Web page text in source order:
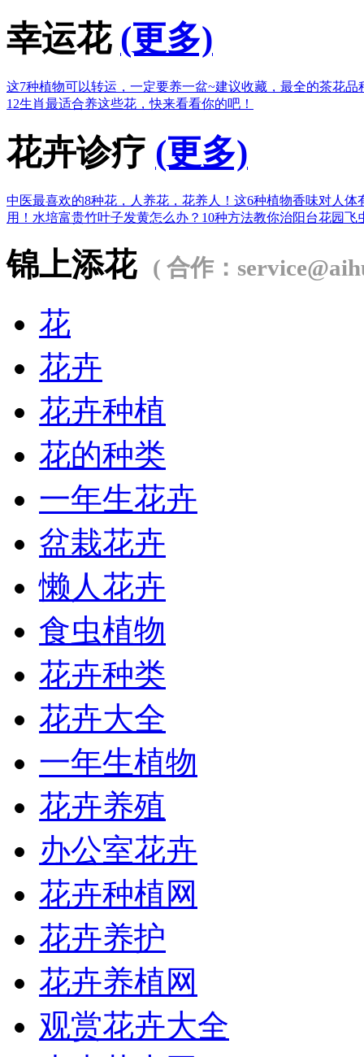
幸运花 (更多)
这7种植物可以转运，一定要养一盆~建议收藏，最全的茶花品
12生肖最适合养这些花，快来看看你的吧！
花卉诊疗 (更多)
中医最喜欢的8种花，人养花，花养人！ 这6种植物香味对人体
用！ 水培富贵竹叶子发黄怎么办？ 10种方法教你治阳台花园飞
锦上添花 ( 合作：
花
花卉
花卉种植
花的种类
一年生花卉
盆栽花卉
懒人花卉
食虫植物
花卉种类
花卉大全
一年生植物
花卉养殖
办公室花卉
花卉种植网
花卉养护
花卉养植网
观赏花卉大全